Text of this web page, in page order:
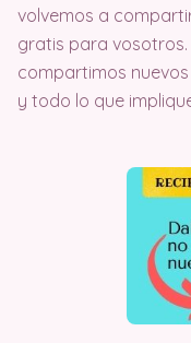
volvemos a
gratis para
compartimos
y todo lo que